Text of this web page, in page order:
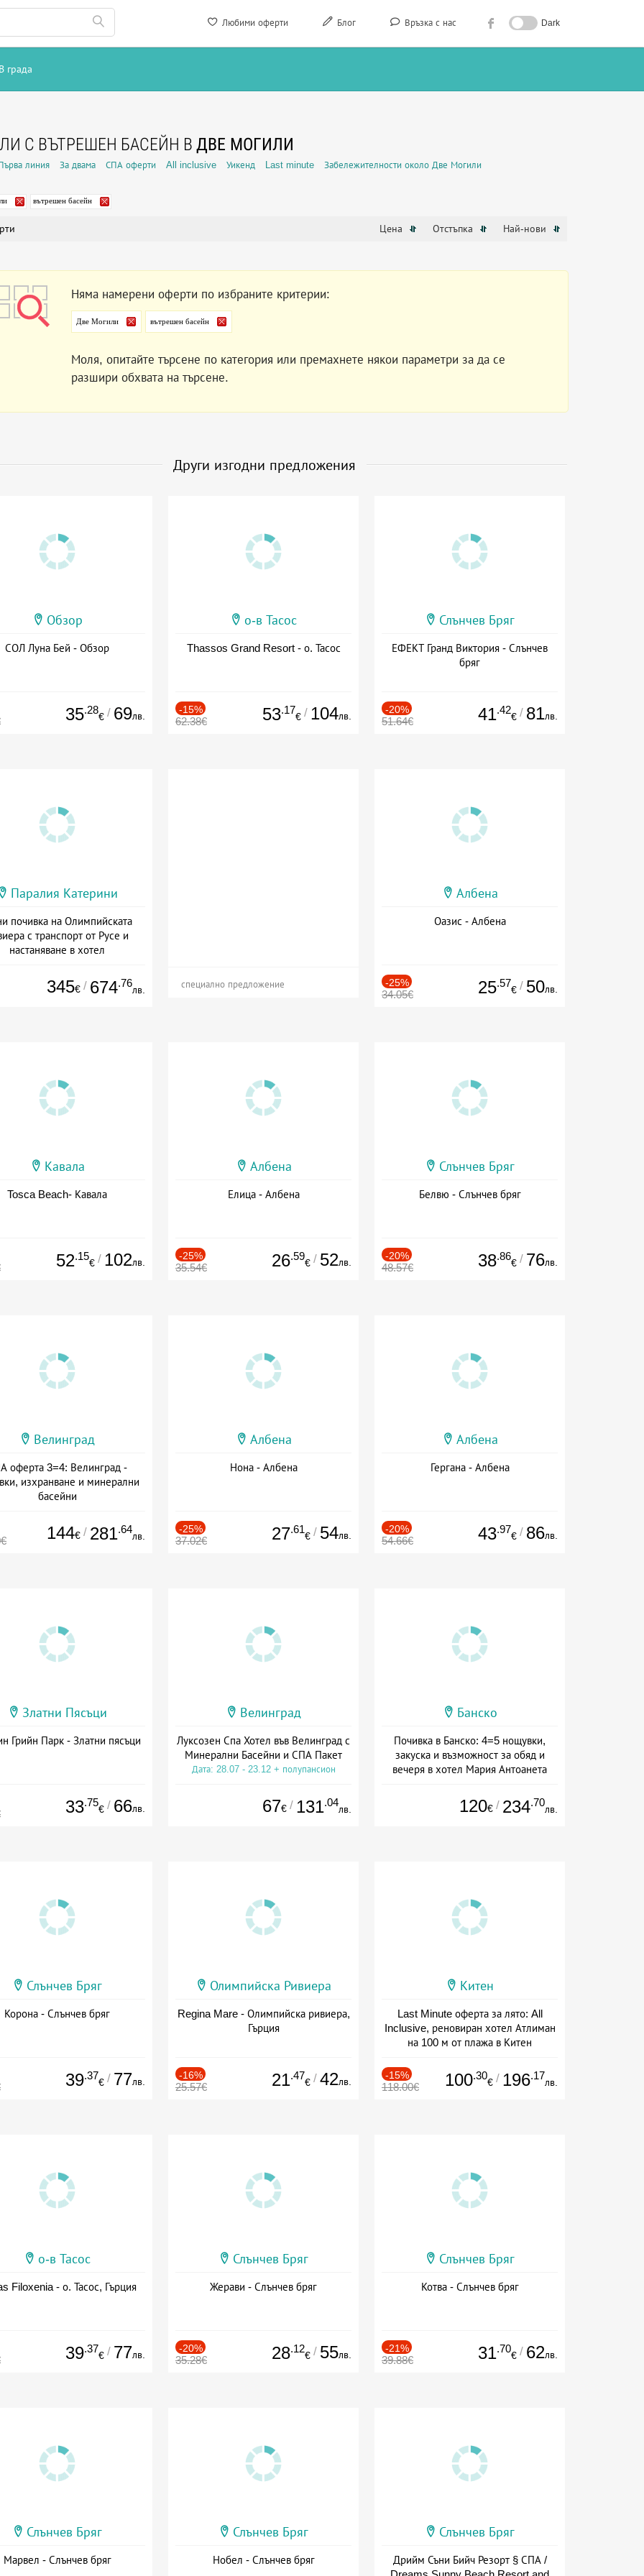
Любими оферти Блог Връзка с нас Dark
В града
С ВЪТРЕШЕН БАСЕЙН В ДВЕ МОГИЛИ
линия За двама СПА оферти All inclusive Уикенд Last minute Забележителности около Две Могили
вътрешен басейн
Цена Отстъпка Най-нови
Няма намерени оферти по избраните критерии:
Две Могили вътрешен басейн
Моля, опитайте търсене по категория или премахнете някои параметри за да се
разшири обхвата на търсене.
Други изгодни предложения
Обзор
СОЛ Луна Бей - Обзор
35.28
€ / 69лв.
о-в Тасос
Thassos Grand Resort - о. Тасос
-15%
62.38€ 53.17
€ / 104лв.
Слънчев Бряг
ЕФЕКТ Гранд Виктория - Слънчев
бряг
-20%
51.64€ 41.42
€ / 81лв.
Паралия Катерини
почивка на Олимпийската
с транспорт от Русе и
настаняване в хотел
345€ / 674.76
лв. специално предложение
Албена
Оазис - Албена
-25%
34.05€ 25.57
€ / 50лв.
Кавала
Tosca Beach- Кавала
52.15
€ / 102лв.
Албена
Елица - Албена
-25%
35.54€ 26.59
€ / 52лв.
Слънчев Бряг
Белвю - Слънчев бряг
-20%
48.57€ 38.86
€ / 76лв.
Велинград
оферта 3=4: Велинград -
изхранване и минерални
басейни
144€ / 281.64
лв.
Албена
Нона - Албена
-25%
37.02€ 27.61
€ / 54лв.
Албена
Гергана - Албена
-20%
54.66€ 43.97
€ / 86лв.
Златни Пясъци
Грийн Парк - Златни пясъци
33.75
€ / 66лв.
Велинград
Луксозен Спа Хотел във Велинград с
Минерални Басейни и СПА Пакет
Дата: 28.07 - 23.12 + полупансион
67€ / 131.04
лв.
Банско
Почивка в Банско: 4=5 нощувки,
закуска и възможност за обяд и
вечеря в хотел Мария Антоанета
120€ / 234.70
лв.
Слънчев Бряг
Корона - Слънчев бряг
39.37
€ / 77лв.
Олимпийска Ривиера
Regina Mare - Олимпийска ривиера,
Гърция
-16%
25.57€ 21.47
€ / 42лв.
Китен
Last Minute оферта за лято: All
Inclusive, реновиран хотел Атлиман
на 100 м от плажа в Китен
-15%
118.00€ 100.30
€ / 196.17
лв.
о-в Тасос
Filoxenia - о. Тасос, Гърция
39.37
€ / 77лв.
Слънчев Бряг
Жерави - Слънчев бряг
-20%
35.28€ 28.12
€ / 55лв.
Слънчев Бряг
Котва - Слънчев бряг
-21%
39.88€ 31.70
€ / 62лв.
Слънчев Бряг
Марвел - Слънчев бряг
Слънчев Бряг
Нобел - Слънчев бряг
Слънчев Бряг
Дрийм Съни Бийч Резорт § СПА /